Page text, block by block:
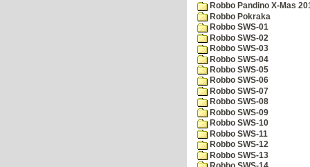
Robbo Pandino X-Mas
Robbo Pokraka
Robbo SWS-01
Robbo SWS-02
Robbo SWS-03
Robbo SWS-04
Robbo SWS-05
Robbo SWS-06
Robbo SWS-07
Robbo SWS-08
Robbo SWS-09
Robbo SWS-10
Robbo SWS-11
Robbo SWS-12
Robbo SWS-13